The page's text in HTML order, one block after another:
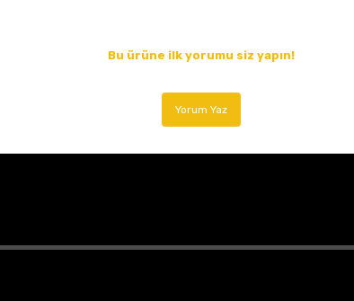
Bu ürüne ilk yorumu siz yapın!
Yorum Yaz